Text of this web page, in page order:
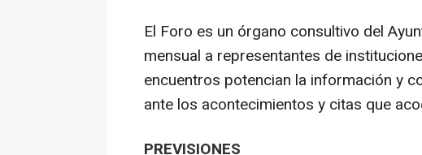
El Foro es un órgano consultivo del
mensual a representantes de
encuentros potencian la información y
ante los acontecimientos y citas que
PREVISIONES